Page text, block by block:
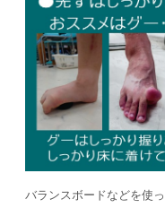
バランスボードなどを使